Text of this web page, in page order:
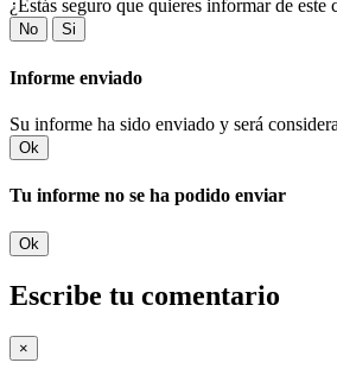
¿Estás seguro que quieres informar de este
No Si
Informe enviado
Su informe ha sido enviado y será
Ok
Tu informe no se ha podido enviar
Ok
Escribe tu comentario
×